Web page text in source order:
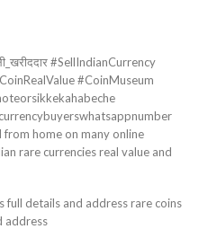
#SellIndianCurrency
#CoinMuseum
from home on many online
rare currencies real value and
details and address rare coins
address